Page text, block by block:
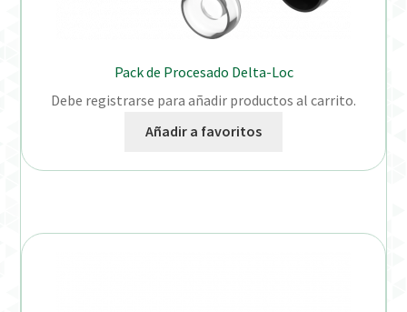
Pack de Procesado Delta-Loc
Debe registrarse para añadir productos al carrito.
Añadir a favoritos